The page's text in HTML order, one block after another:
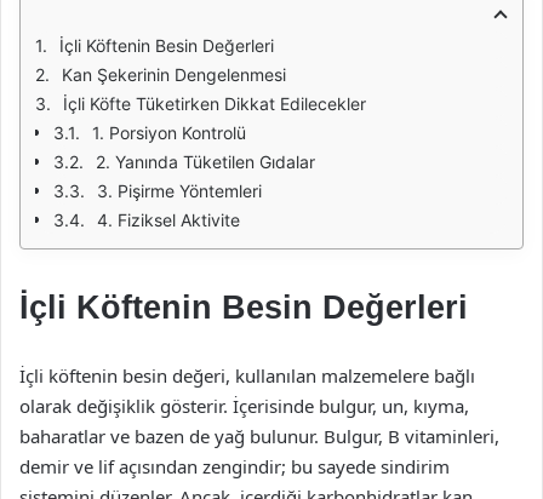
İçli Köftenin Besin Değerleri
Kan Şekerinin Dengelenmesi
İçli Köfte Tüketirken Dikkat Edilecekler
1. Porsiyon Kontrolü
2. Yanında Tüketilen Gıdalar
3. Pişirme Yöntemleri
4. Fiziksel Aktivite
İçli Köftenin Besin Değerleri
İçli köftenin besin değeri, kullanılan malzemelere bağlı
olarak değişiklik gösterir. İçerisinde bulgur, un, kıyma,
baharatlar ve bazen de yağ bulunur. Bulgur, B vitaminleri,
demir ve lif açısından zengindir; bu sayede sindirim